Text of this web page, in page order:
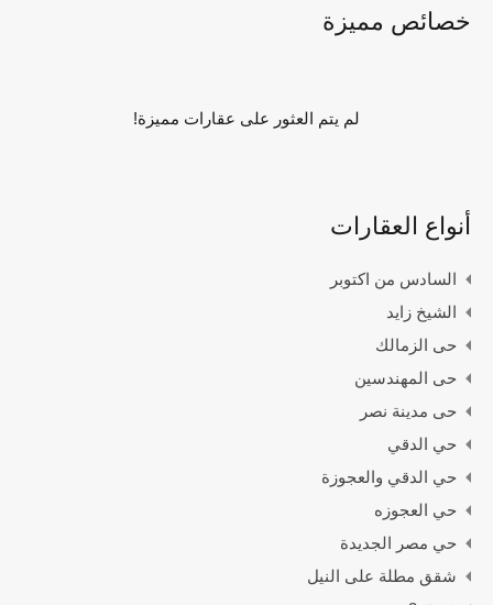
خصائص مميزة
لم يتم العثور على عقارات مميزة!
أنواع العقارات
السادس من اكتوبر
الشيخ زايد
حى الزمالك
حى المهندسين
حى مدينة نصر
حي الدقي
حي الدقي والعجوزة
حي العجوزه
حي مصر الجديدة
شقق مطلة على النيل